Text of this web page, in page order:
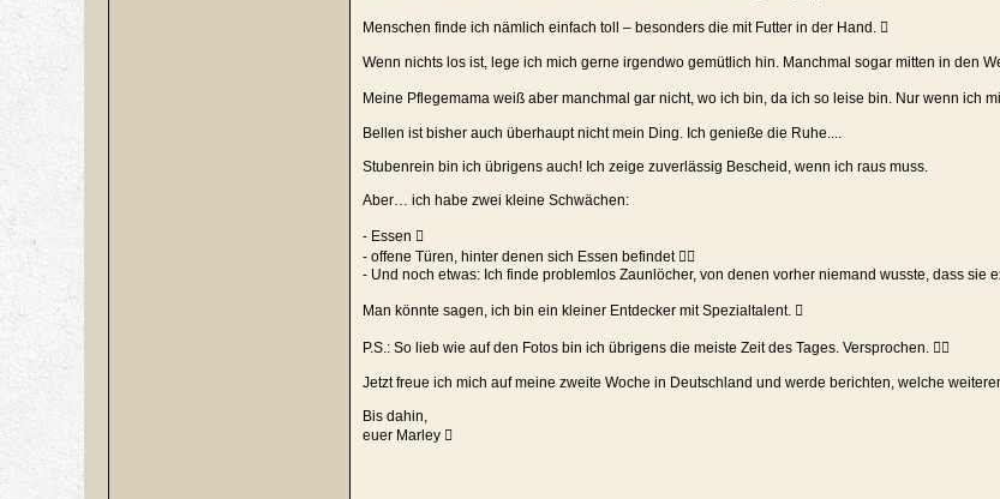
Menschen finde ich nämlich einfach toll – besonders die mit Futter in der Hand. 
Wenn nichts los ist, lege ich mich gerne irgendwo gemütlich hin. Manchmal sogar mitten in den
Meine Pflegemama weiß aber manchmal gar nicht, wo ich bin, da ich so leise bin. Nur wenn ich
Bellen ist bisher auch überhaupt nicht mein Ding. Ich genieße die Ruhe....
Stubenrein bin ich übrigens auch! Ich zeige zuverlässig Bescheid, wenn ich raus muss.
Aber… ich habe zwei kleine Schwächen:
- Essen 
- offene Türen, hinter denen sich Essen befindet 
- Und noch etwas: Ich finde problemlos Zaunlöcher, von denen vorher niemand wusste, dass sie
Man könnte sagen, ich bin ein kleiner Entdecker mit Spezialtalent. 
P.S.: So lieb wie auf den Fotos bin ich übrigens die meiste Zeit des Tages. Versprochen. 
Jetzt freue ich mich auf meine zweite Woche in Deutschland und werde berichten, welche
Bis dahin,
euer Marley 